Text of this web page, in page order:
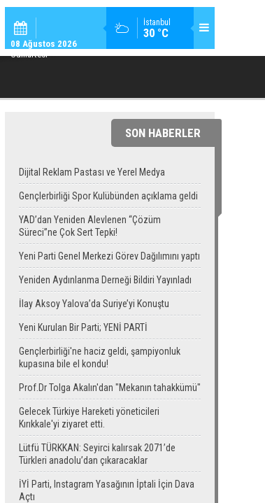
İstanbul
30 °C
08 Ağustos 2026
Cumartesi
YAD’DAN YENIDEN ALEVLENEN “ÇÖZÜM SÜRECI”NE ÇOK SERT
SON HABERLER
Dijital Reklam Pastası ve Yerel Medya
Gençlerbirliği Spor Kulübünden açıklama geldi
YAD’dan Yeniden Alevlenen “Çözüm
Süreci”ne Çok Sert Tepki!
Yeni Parti Genel Merkezi Görev Dağılımını yaptı
Yeniden Aydınlanma Derneği Bildiri Yayınladı
İlay Aksoy Yalova’da Suriye’yi Konuştu
Yeni Kurulan Bir Parti; YENİ PARTİ
Gençlerbirliği'ne haciz geldi, şampiyonluk
kupasına bile el kondu!
Prof.Dr Tolga Akalın'dan "Mekanın tahakkümü"
Gelecek Türkiye Hareketi yöneticileri
Kırıkkale'yi ziyaret etti.
Lütfü TÜRKKAN: Seyirci kalırsak 2071’de
Türkleri anadolu’dan çıkaracaklar
İYİ Parti, Instagram Yasağının İptali İçin Dava
Açtı